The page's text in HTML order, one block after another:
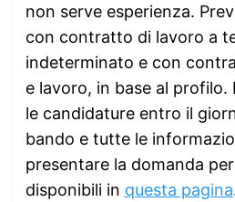
non serve esperienza.
con contratto di lavoro a
indeterminato e con
e lavoro, in base al profilo.
le candidature entro il
bando e tutte le
presentare la domanda
disponibili in questa pagina